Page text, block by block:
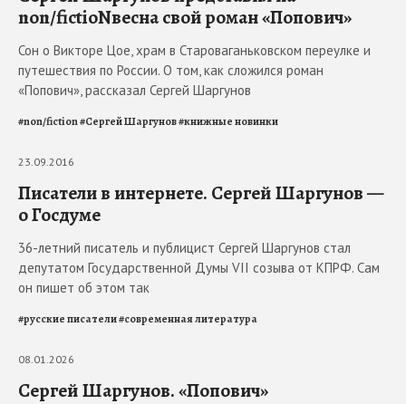
non/fictioNвесна свой роман «Попович»
Сон о Викторе Цое, храм в Староваганьковском переулке и
путешествия по России. О том, как сложился роман
«Попович», рассказал Сергей Шаргунов
#non/fiction#Сергей Шаргунов#книжные новинки
23.09.2016
Писатели в интернете. Сергей Шаргунов —
о Госдуме
36-летний писатель и публицист Сергей Шаргунов стал
депутатом Государственной Думы VII созыва от КПРФ. Сам
он пишет об этом так
#русские писатели#современная литература
08.01.2026
Сергей Шаргунов. «Попович»